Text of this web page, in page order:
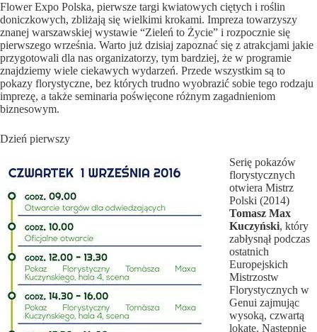
Flower Expo Polska, pierwsze targi kwiatowych ciętych i roślin
doniczkowych, zbliżają się wielkimi krokami. Impreza towarzyszy
znanej warszawskiej wystawie “Zieleń to Życie” i rozpocznie się
pierwszego września. Warto już dzisiaj zapoznać się z atrakcjami jakie
przygotowali dla nas organizatorzy, tym bardziej, że w programie
znajdziemy wiele ciekawych wydarzeń. Przede wszystkim są to
pokazy florystyczne, bez których trudno wyobrazić sobie tego rodzaju
imprezę, a także seminaria poświęcone różnym zagadnieniom
biznesowym.
Dzień pierwszy
Serię pokazów
florystycznych
otwiera Mistrz
Polski (2014)
Tomasz Max
Kuczyński, który
zabłysnął podczas
ostatnich
Europejskich
Mistrzostw
Florystycznych w
Genui zajmując
wysoką, czwartą
lokatę. Następnie